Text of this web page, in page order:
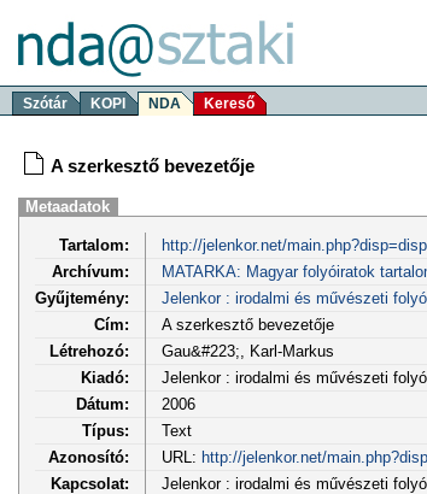
Szótár KOPI NDA Kereső
A szerkesztő bevezetője
Metaadatok
Tartalom:
http://jelenkor.net/
Archívum:
MATARKA: Magyar folyóiratok
Gyűjtemény:
Jelenkor : irodalmi és művészeti
Cím:
A szerkesztő bevezetője
Létrehozó:
Gau&#223;, Karl-Markus
Kiadó:
Jelenkor : irodalmi és művészeti
Dátum:
2006
Típus:
Text
Azonosító:
URL: http://jelenkor.net/
Kapcsolat:
Jelenkor : irodalmi és művészeti